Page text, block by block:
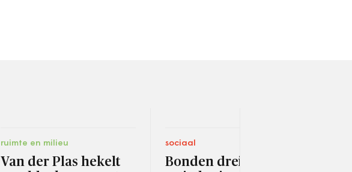
ruimte en milieu
Van der Plas hekelt
sociaal
Bonden dreigen met